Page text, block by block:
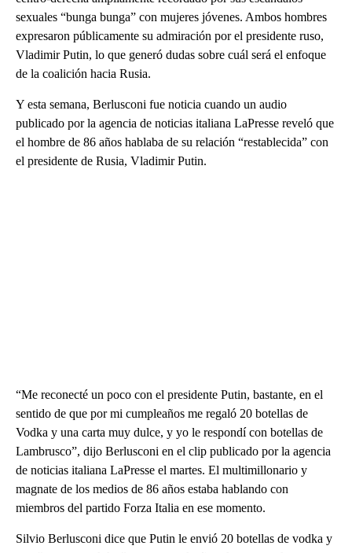
sexuales “bunga bunga” con mujeres jóvenes. Ambos hombres
expresaron públicamente su admiración por el presidente ruso,
Vladimir Putin, lo que generó dudas sobre cuál será el enfoque
de la coalición hacia Rusia.
Y esta semana, Berlusconi fue noticia cuando un audio
publicado por la agencia de noticias italiana LaPresse reveló que
el hombre de 86 años hablaba de su relación “restablecida” con
el presidente de Rusia, Vladimir Putin.
“Me reconecté un poco con el presidente Putin, bastante, en el
sentido de que por mi cumpleaños me regaló 20 botellas de
Vodka y una carta muy dulce, y yo le respondí con botellas de
Lambrusco”, dijo Berlusconi en el clip publicado por la agencia
de noticias italiana LaPresse el martes. El multimillonario y
magnate de los medios de 86 años estaba hablando con
miembros del partido Forza Italia en ese momento.
Silvio Berlusconi dice que Putin le envió 20 botellas de vodka y